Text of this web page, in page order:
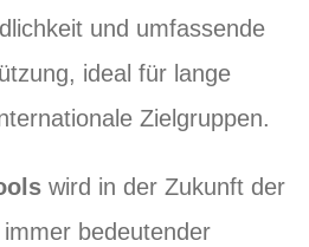
und umfassende
ideal für lange
Zielgruppen.
wird in der Zukunft der
bedeutender